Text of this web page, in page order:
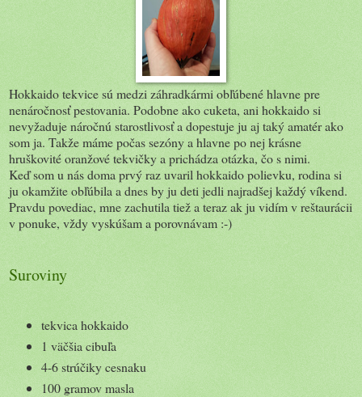
Hokkaido tekvice sú medzi záhradkármi obľúbené hlavne pre
nenáročnosť pestovania. Podobne ako cuketa, ani hokkaido si
nevyžaduje náročnú starostlivosť a dopestuje ju aj taký amatér ako
som ja. Takže máme počas sezóny a hlavne po nej krásne
hruškovité oranžové tekvičky a prichádza otázka, čo s nimi.
Keď som u nás doma prvý raz uvaril hokkaido polievku, rodina si
ju okamžite obľúbila a dnes by ju deti jedli najradšej každý víkend.
Pravdu povediac, mne zachutila tiež a teraz ak ju vidím v reštaurácii
v ponuke, vždy vyskúšam a porovnávam :-)
Suroviny
tekvica hokkaido
1 väčšia cibuľa
4-6 strúčiky cesnaku
100 gramov masla